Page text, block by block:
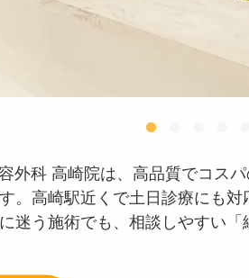
外科 高崎院は、高品質でコス
。高崎駅近くで土日診療にも対
迷う施術でも、相談しやすい